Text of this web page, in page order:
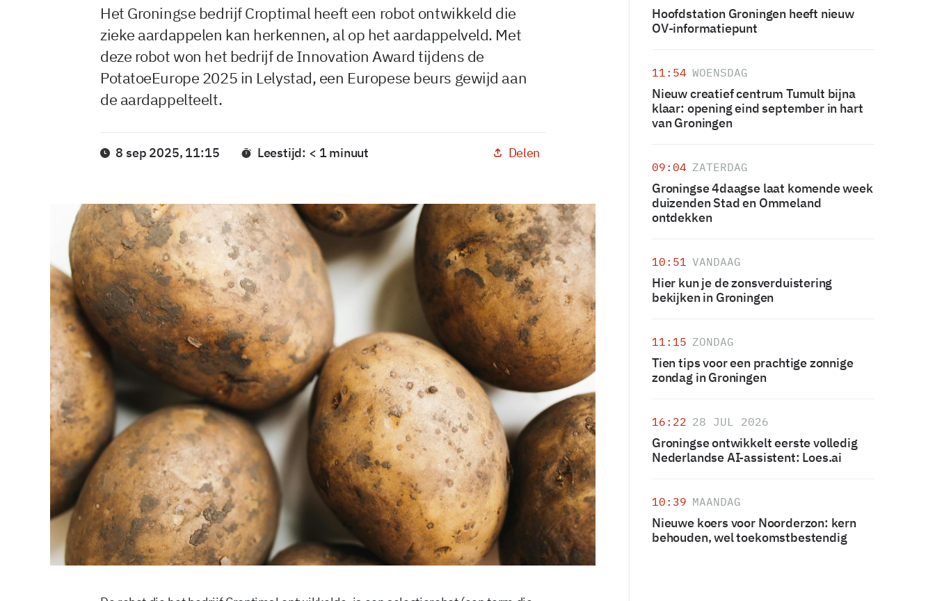
Het Groningse bedrijf Croptimal heeft een robot ontwikkeld die
zieke aardappelen kan herkennen, al op het aardappelveld. Met
deze robot won het bedrijf de Innovation Award tijdens de
PotatoeEurope 2025 in Lelystad, een Europese beurs gewijd aan
de aardappelteelt.
8 sep 2025, 11:15 Leestijd: < 1 minuut Delen
Hoofdstation Groningen heeft nieuw
OV-informatiepunt
11:54 WOENSDAG
Nieuw creatief centrum Tumult bijna
klaar: opening eind september in hart
van Groningen
09:04 ZATERDAG
Groningse 4daagse laat komende week
duizenden Stad en Ommeland
ontdekken
10:51 VANDAAG
Hier kun je de zonsverduistering
bekijken in Groningen
11:15 ZONDAG
Tien tips voor een prachtige zonnige
zondag in Groningen
16:22 28 JUL 2026
Groningse ontwikkelt eerste volledig
Nederlandse AI-assistent: Loes.ai
10:39 MAANDAG
Nieuwe koers voor Noorderzon: kern
behouden, wel toekomstbestendig